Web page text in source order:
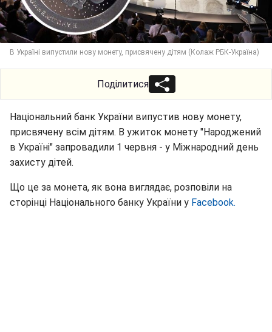
В Україні випустили нову монету, присвячену дітям (Колаж РБК-Україна)
Поділитися
Національний банк України випустив нову монету,
присвячену всім дітям. В ужиток монету "Народжений
в Україні" запровадили 1 червня - у Міжнародний день
захисту дітей.
Що це за монета, як вона виглядає, розповіли на
сторінці Національного банку України у Facebook.